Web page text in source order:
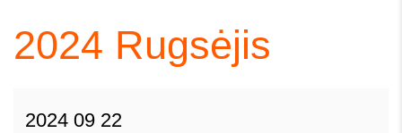
2024 Rugsėjis
2024 09 22